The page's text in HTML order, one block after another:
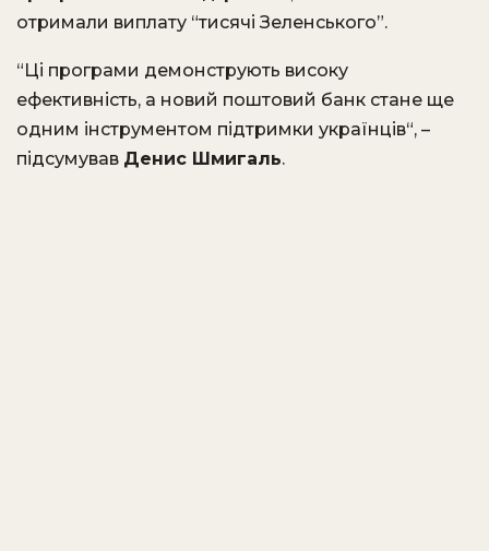
отримали виплату “тисячі Зеленського”.
“Ці програми демонструють високу
ефективність, а новий поштовий банк стане ще
одним інструментом підтримки українців“, –
підсумував Денис Шмигаль.